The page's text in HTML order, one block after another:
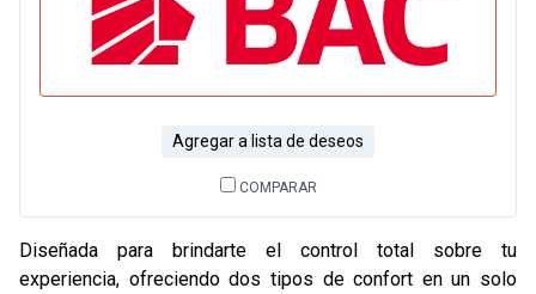
Agregar a lista de deseos
COMPARAR
Diseñada para brindarte el control total sobre tu
experiencia, ofreciendo dos tipos de confort en un solo